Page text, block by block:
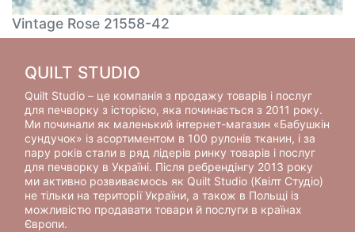
Vintage Rose 21558-42
QUILT STUDIO
Quilt Studio – це компанія з продажу товарів і послуг
для печворку з історією, яка починається з 2011 року.
Ми починали як маленький інтернет-магазин «Бабушкін
сундучок» із асортиментом в 100 рулонів тканин, і за
пару років стали в ряд лідерів ринку товарів і послуг
для печворку в Україні. Після ребрендінгу 2013 року
ми активно розвиваємось як Quilt Studio (Квілт Студіо)
не тільки на території України, а також в Польщі із
можливістю продавати товари й послуги в країнах
Європи.